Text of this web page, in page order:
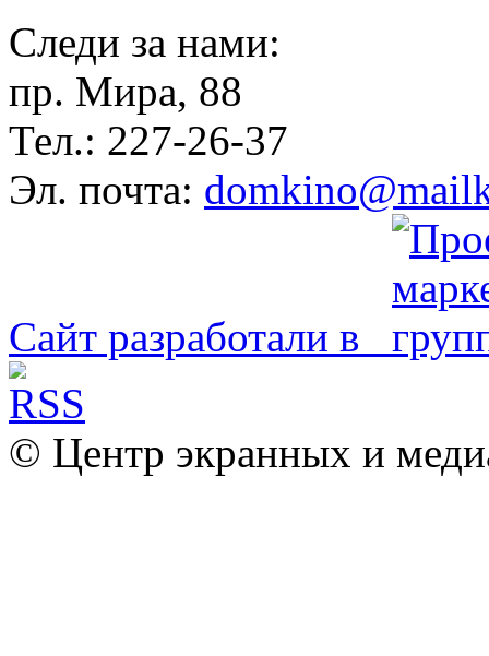
Следи за нами:
пр. Мира, 88
Тел.: 227-26-37
Эл. почта:
Сайт разработали в
© Центр экранных и